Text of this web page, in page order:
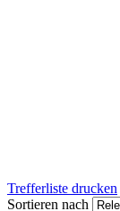
Trefferliste drucken
Sortieren nach